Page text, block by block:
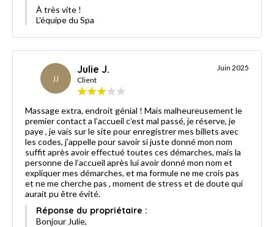
À très vite !
L'équipe du Spa
Julie J.
Client
Juin 2025
Massage extra, endroit génial ! Mais malheureusement le
premier contact a l’accueil c’est mal passé, je réserve, je
paye , je vais sur le site pour enregistrer mes billets avec
les codes, j’appelle pour savoir si juste donné mon nom
suffit après avoir effectué toutes ces démarches, mais la
personne de l’accueil après lui avoir donné mon nom et
expliquer mes démarches, et ma formule ne me crois pas
et ne me cherche pas , moment de stress et de doute qui
aurait pu être évité.
Réponse du propriétaire :
Bonjour Julie,